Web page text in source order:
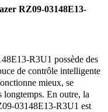
RZ09-03148E13-
R3U1 possède des
de contrôle intelligente
mieux, se
longtemps. En outre, la
03148E13-R3U1 est